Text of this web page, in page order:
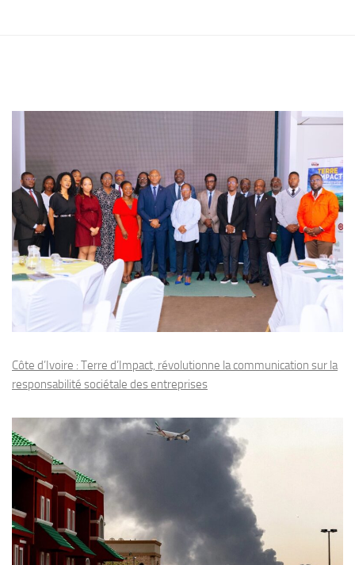
Côte d’Ivoire : Terre d’Impact, révolutionne la communication sur la
responsabilité sociétale des entreprises